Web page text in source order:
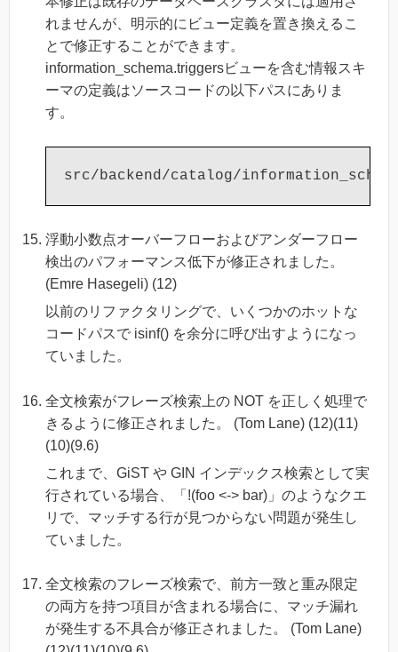
れませんが、明示的にビュー定義を置き換えるこ
とで修正することができます。
information_schema.triggersビューを含む情報スキ
ーマの定義はソースコードの以下パスにありま
す。
浮動小数点オーバーフローおよびアンダーフロー
検出のパフォーマンス低下が修正されました。
(Emre Hasegeli) (12)
以前のリファクタリングで、いくつかのホットな
コードパスで isinf() を余分に呼び出すようになっ
ていました。
全文検索がフレーズ検索上の NOT を正しく処理で
きるように修正されました。 (Tom Lane) (12)(11)
(10)(9.6)
これまで、GiST や GIN インデックス検索として実
行されている場合、「!(foo <-> bar)」のようなクエ
リで、マッチする行が見つからない問題が発生し
ていました。
全文検索のフレーズ検索で、前方一致と重み限定
の両方を持つ項目が含まれる場合に、マッチ漏れ
が発生する不具合が修正されました。 (Tom Lane)